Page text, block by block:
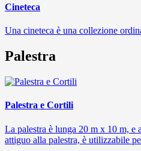
Cineteca
Una cineteca è una collezione
Palestra
Palestra e Cortili
La palestra è lunga 20 m x 10 m, e
attiguo alla palestra, è utilizzabile